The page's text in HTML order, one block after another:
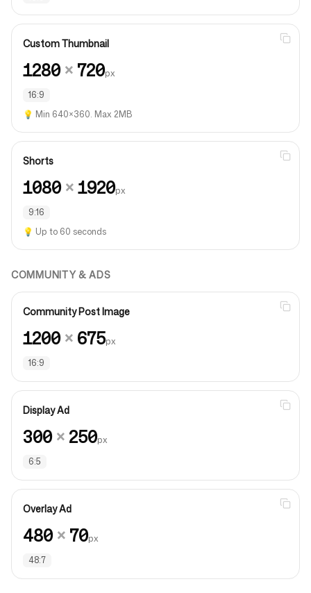
Custom Thumbnail
1280× 720px
16:9
💡 Min 640×360. Max 2MB
Shorts
1080×1920px
9:16
💡 Up to 60 seconds
COMMUNITY & ADS
Community Post Image
1200× 675px
16:9
Display Ad
300× 250px
6:5
Overlay Ad
480× 70px
48:7